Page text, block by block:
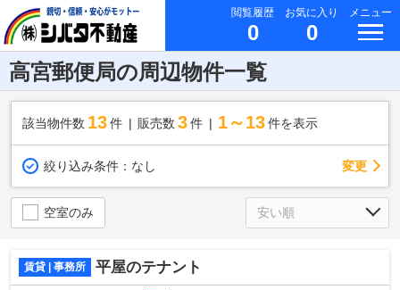
閲覧履歴
0
お気に入り
0
メニュー
高宮郵便局の周辺物件一覧
該当物件数 13件 販売数 3 件 1～13 件を表示
絞り込み条件： なし 変更
空室のみ
賃貸 | 事務所 平屋のテナント